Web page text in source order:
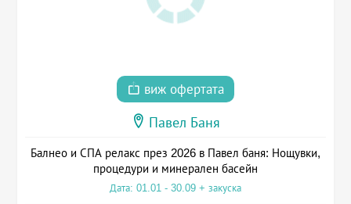
виж офертата
Павел Баня
Балнео и СПА релакс през 2026 в Павел баня: Нощувки,
процедури и минерален басейн
Дата: 01.01 - 30.09 + закуска